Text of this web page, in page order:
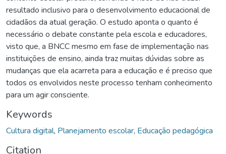
resultado inclusivo para o desenvolvimento educacional de
cidadãos da atual geração. O estudo aponta o quanto é
necessário o debate constante pela escola e educadores,
visto que, a BNCC mesmo em fase de implementação nas
instituições de ensino, ainda traz muitas dúvidas sobre as
mudanças que ela acarreta para a educação e é preciso que
todos os envolvidos neste processo tenham conhecimento
para um agir consciente.
Keywords
Cultura digital, Planejamento escolar, Educação pedagógica
Citation